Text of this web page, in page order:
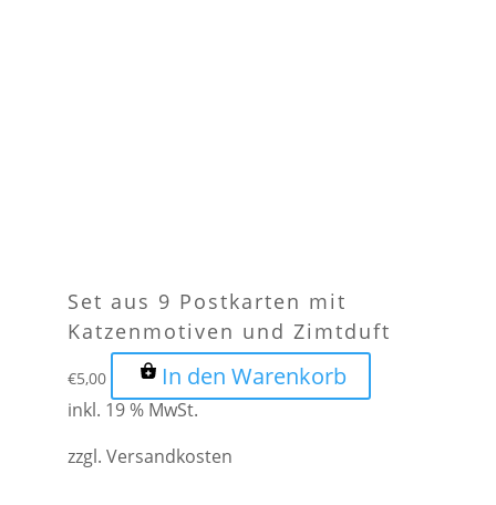
Set aus 9 Postkarten mit
Katzenmotiven und Zimtduft
€5,00 In den Warenkorb
inkl. 19 % MwSt.
zzgl. Versandkosten